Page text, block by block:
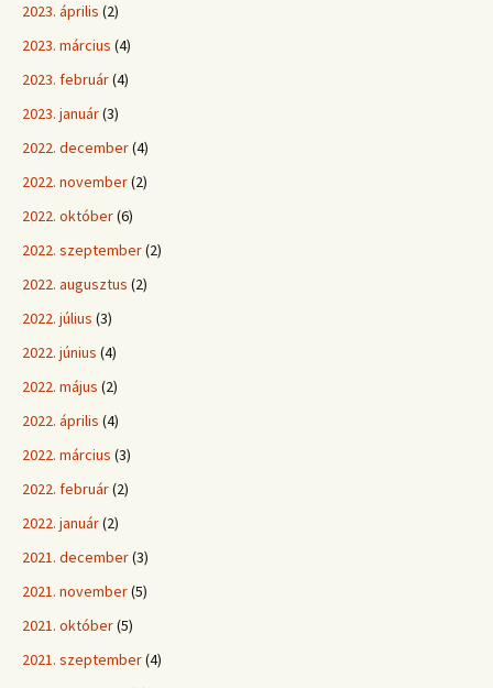
2023. április (2)
2023. március (4)
2023. február(4)
2023. január(3)
2022. december(4)
2022. november(2)
2022. október(6)
2022. szeptember(2)
2022. augusztus (2)
2022. július (3)
2022. június (4)
2022. május (2)
2022. április (4)
2022. március (3)
2022. február(2)
2022. január(2)
2021. december(3)
2021. november(5)
2021. október(5)
2021. szeptember(4)